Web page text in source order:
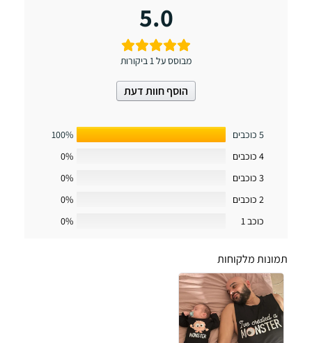
5.0
מבוסס על 1 ביקורות
הוסף חוות דעת
5 כוכבים
100%
4 כוכבים
0%
3 כוכבים
0%
2 כוכבים
0%
כוכב 1
0%
תמונות מלקוחות